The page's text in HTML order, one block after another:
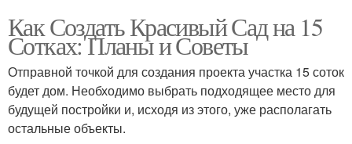
Как Создать Красивый Сад на 15
Сотках: Планы и Советы
Отправной точкой для создания проекта участка 15 соток
будет дом. Необходимо выбрать подходящее место для
будущей постройки и, исходя из этого, уже располагать
остальные объекты.